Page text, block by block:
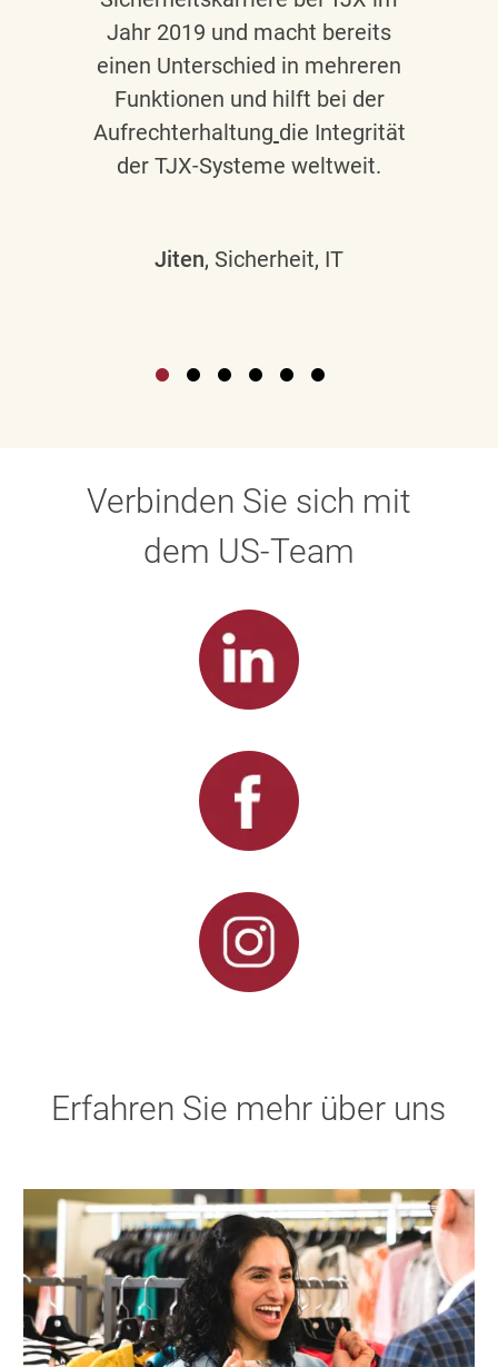
Jahr 2019 und macht bereits
einen Unterschied in mehreren
Funktionen und hilft bei der
Aufrechterhaltung die Integrität
der TJX-Systeme weltweit.
Jiten, Sicherheit, IT
Verbinden Sie sich mit
dem US-Team
Erfahren Sie mehr über uns